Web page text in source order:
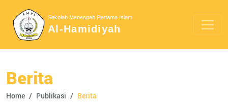
Sekolah Menengah Pertama Islam
Al-Hamidiyah
Berita
Home Publikasi Berita